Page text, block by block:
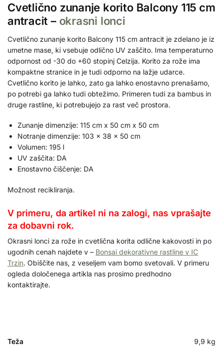
Cvetlično zunanje korito Balcony 115 cm
antracit – okrasni lonci
Cvetlično zunanje korito Balcony 115 cm antracit je zdelano je iz
umetne mase, ki vsebuje odlično UV zaščito. Ima temperaturno
odpornost od -30 do +60 stopinj Celzija. Korito za rože ima
kompaktne stranice in je tudi odporno na lažje udarce.
Cvetlično korito je lahko, zato ga lahko enostavno prenašamo,
po potrebi ga lahko tudi obtežimo. Primeren tudi za bambus in
druge rastline, ki potrebujejo za rast več prostora.
Zunanje dimenzije: 115 cm x 50 cm x 50 cm
Notranje dimenzije: 103 x 38 x 50 cm
Volumen: 195 l
UV zaščita: DA
Enostavno čiščenje: DA
Možnost recikliranja.
V primeru, da artikel ni na zalogi, nas vprašajte
za dobavni rok.
Okrasni lonci za rože in cvetlična korita odlične kakovosti in po
ugodnih cenah najdete v – Bonsai dekorativne rastline v IC
Trzin. Obiščite nas, z veseljem vam bomo svetovali. V primeru
ogleda določenega artikla nas prosimo predhodno
kontaktirajte.
Teža 9,9 kg